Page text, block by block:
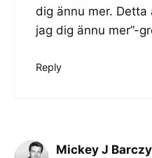
dig ännu mer. Detta
jag dig ännu mer”-
Reply
Mickey J